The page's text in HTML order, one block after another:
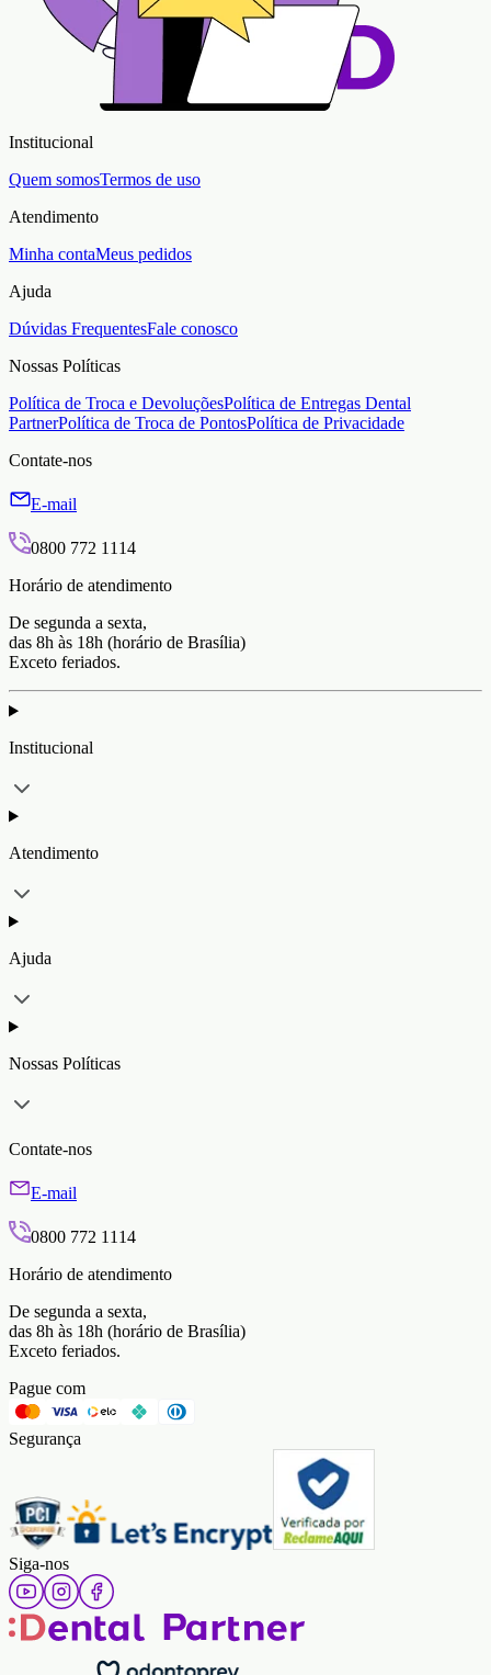
Institucional
Quem somosTermos de uso
Atendimento
Minha contaMeus pedidos
Ajuda
Dúvidas FrequentesFale conosco
Nossas Políticas
Política de Troca e DevoluçõesPolítica de Entregas Dental
PartnerPolítica de Troca de PontosPolítica de Privacidade
Contate-nos
E-mail
0800 772 1114
Horário de atendimento
De segunda a sexta,
das 8h às 18h (horário de Brasília)
Exceto feriados.
Institucional
Atendimento
Ajuda
Nossas Políticas
Contate-nos
E-mail
0800 772 1114
Horário de atendimento
De segunda a sexta,
das 8h às 18h (horário de Brasília)
Exceto feriados.
Pague com
Segurança
Siga-nos